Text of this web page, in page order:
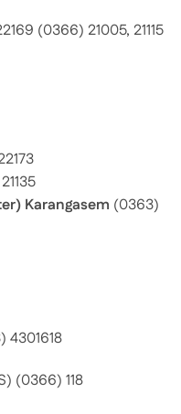
(0366) 21005, 21115
Karangasem (0363)
4301618
(0366) 118